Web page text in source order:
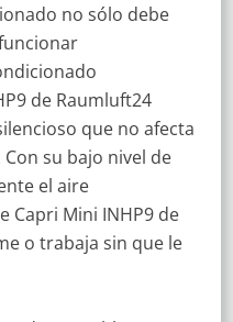
no sólo debe
de Raumluft24
que no afecta
su bajo nivel de
el aire
Capri Mini INHP9 de
o trabaja sin que le